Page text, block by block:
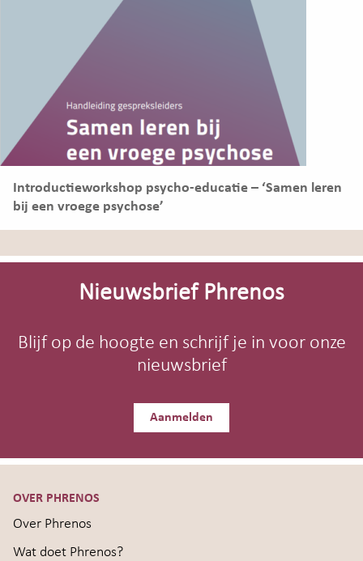
Introductieworkshop psycho-educatie – ‘Samen leren
bij een vroege psychose’
Site-
Nieuwsbrief Phrenos
Blijf op de hoogte en schrijf je in voor onze
nieuwsbrief
Aanmelden
OVER PHRENOS
Over Phrenos
Wat doet Phrenos?